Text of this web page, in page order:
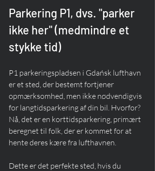
Parkering P1, dvs. "parker
ikke her" (medmindre et
stykke tid)
P1 parkeringspladsen i Gdańsk lufthavn
er et sted, der bestemt fortjener
opmærksomhed, men ikke nødvendigvis
for langtidsparkering af din bil. Hvorfor?
Nå, det er en korttidsparkering, primært
beregnet til folk, der er kommet for at
hente deres kære fra lufthavnen.
Dette er det perfekte sted, hvis du